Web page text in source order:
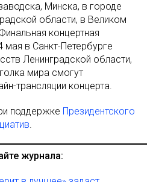
Минска, в городе
области, в Великом
концертная
в Санкт-Петербурге
Ленинградской области,
мира смогут
трансляции концерта.
поддержке Президентского
.
журнала: